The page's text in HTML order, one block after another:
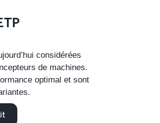
considérées
de machines.
optimal et sont